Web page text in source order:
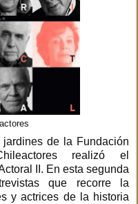
de la Fundación
realizó el
II. En esta segunda
que recorre la
y actrices de la historia